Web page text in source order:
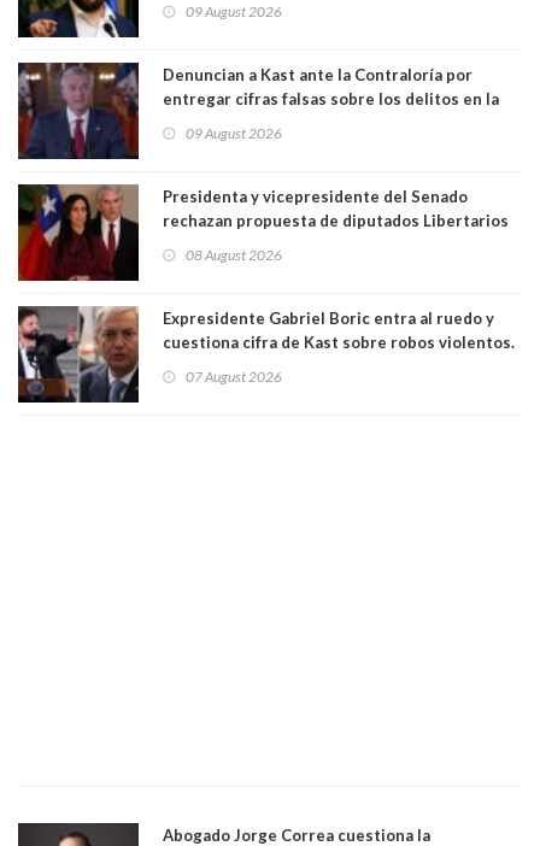
a favor de la oposición, sería una victoria de la
09 August 2026
Denuncian a Kast ante la Contraloría por
entregar cifras falsas sobre los delitos en la
09 August 2026
Presidenta y vicepresidente del Senado
rechazan propuesta de diputados Libertarios
"Constituye un camino equivocado"
08 August 2026
Expresidente Gabriel Boric entra al ruedo y
cuestiona cifra de Kast sobre robos violentos.
07 August 2026
Abogado Jorge Correa cuestiona la